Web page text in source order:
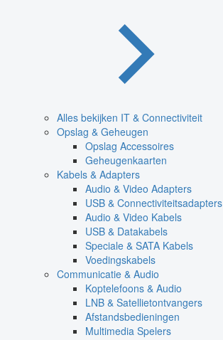
Alles bekijken IT & Connectiviteit
Opslag & Geheugen
Opslag Accessoires
Geheugenkaarten
Kabels & Adapters
Audio & Video Adapters
USB & Connectiviteitsadapters
Audio & Video Kabels
USB & Datakabels
Speciale & SATA Kabels
Voedingskabels
Communicatie & Audio
Koptelefoons & Audio
LNB & Satellietontvangers
Afstandsbedieningen
Multimedia Spelers